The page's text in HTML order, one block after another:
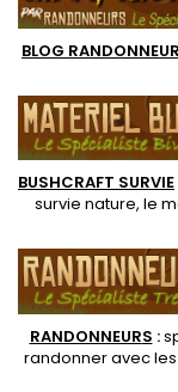
BLOG
BUSHCRAFT SURVIE
survie nature, le
RANDONNEURS :
randonner avec